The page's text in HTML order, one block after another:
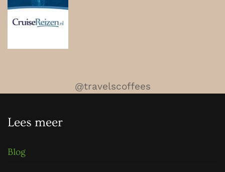
@travelscoffees
Lees meer
Blog